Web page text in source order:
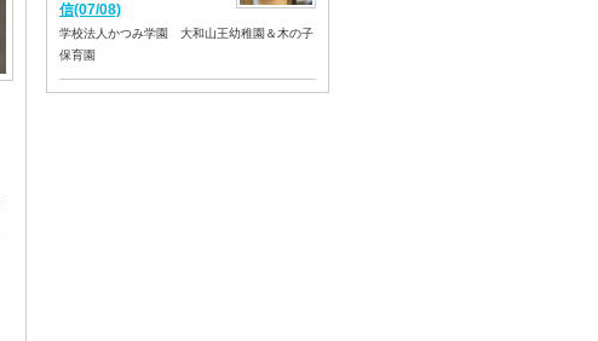
信(07/08)
学校法人かつみ学園 大和山王幼稚園＆木の子
保育園